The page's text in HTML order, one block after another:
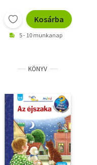
Kosárba
5 - 10 munkanap
KÖNYV